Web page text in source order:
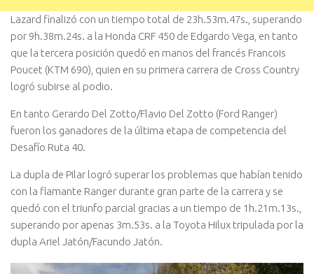
Lazard finalizó con un tiempo total de 23h.53m.47s., superando
por 9h.38m.24s. a la Honda CRF 450 de Edgardo Vega, en tanto
que la tercera posición quedó en manos del francés Francois
Poucet (KTM 690), quien en su primera carrera de Cross Country
logró subirse al podio.
En tanto Gerardo Del Zotto/Flavio Del Zotto (Ford Ranger)
fueron los ganadores de la última etapa de competencia del
Desafío Ruta 40.
La dupla de Pilar logró superar los problemas que habían tenido
con la flamante Ranger durante gran parte de la carrera y se
quedó con el triunfo parcial gracias a un tiempo de 1h.21m.13s.,
superando por apenas 3m.53s. a la Toyota Hilux tripulada por la
dupla Ariel Jatón/Facundo Jatón.